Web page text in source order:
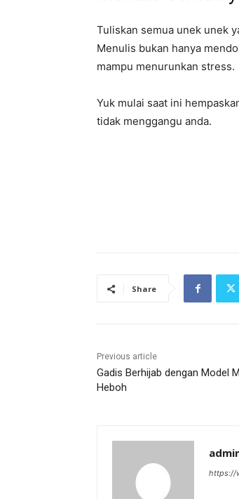
Tuliskan semua unek unek
Menulis bukan hanya
mampu menurunkan stress.
Yuk mulai saat ini
tidak menggangu anda.
Share
Previous article
Gadis Berhijab dengan Model
Heboh
https://